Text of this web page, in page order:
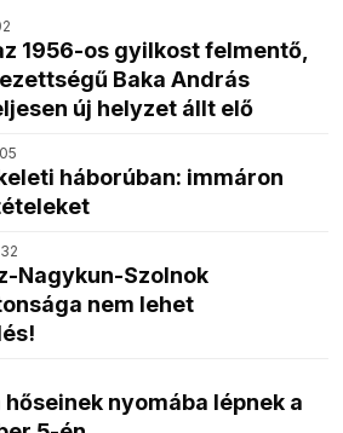
1956-os gyilkost felmentő,
Baka András
új helyzet állt elő
háborúban: immáron
Nagykun-Szolnok
nem lehet
nyomába lépnek a